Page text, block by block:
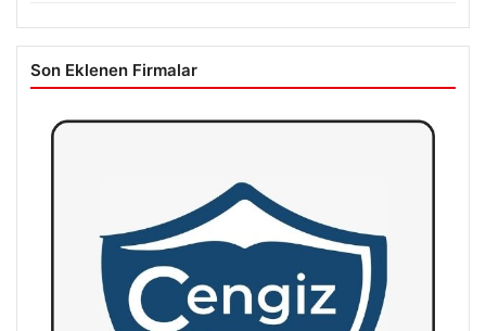
Son Eklenen Firmalar